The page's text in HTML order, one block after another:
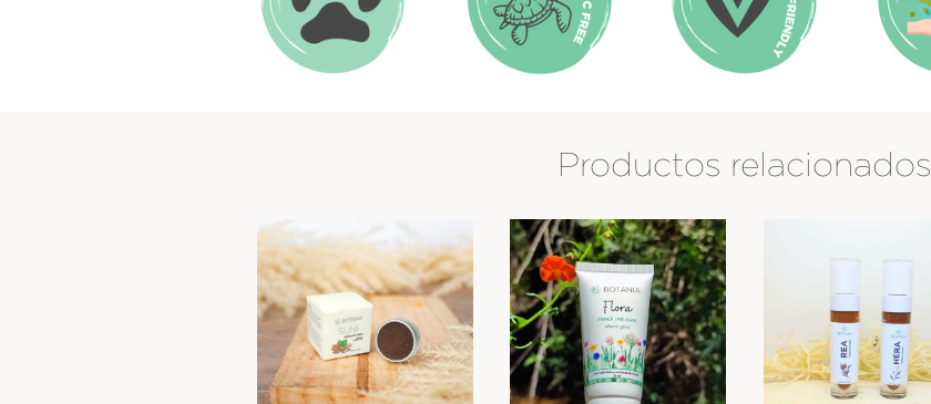
Productos relacionados